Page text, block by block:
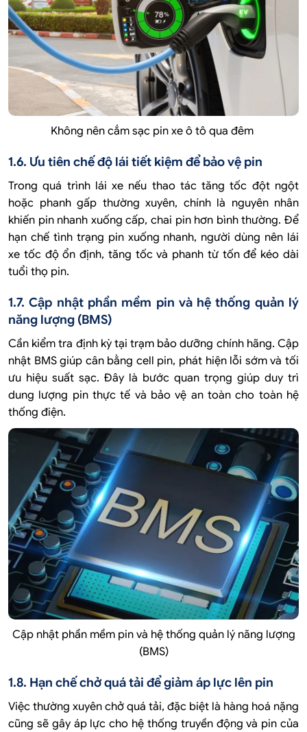
Không nên cắm sạc pin xe ô tô qua đêm
1.6. Ưu tiên chế độ lái tiết kiệm để bảo vệ pin
Trong quá trình lái xe nếu thao tác tăng tốc đột ngột
hoặc phanh gấp thường xuyên, chính là nguyên nhân
khiến pin nhanh xuống cấp, chai pin hơn bình thường. Để
hạn chế tình trạng pin xuống nhanh, người dùng nên lái
xe tốc độ ổn định, tăng tốc và phanh từ tốn để kéo dài
tuổi thọ pin.
1.7. Cập nhật phần mềm pin và hệ thống quản lý
năng lượng (BMS)
Cần kiểm tra định kỳ tại trạm bảo dưỡng chính hãng. Cập
nhật BMS giúp cân bằng cell pin, phát hiện lỗi sớm và tối
ưu hiệu suất sạc. Đây là bước quan trọng giúp duy trì
dung lượng pin thực tế và bảo vệ an toàn cho toàn hệ
thống điện.
Cập nhật phần mềm pin và hệ thống quản lý năng lượng
(BMS)
1.8. Hạn chế chở quá tải để giảm áp lực lên pin
Việc thường xuyên chở quá tải, đặc biệt là hàng hoá nặng
cũng sẽ gây áp lực cho hệ thống truyền động và pin của